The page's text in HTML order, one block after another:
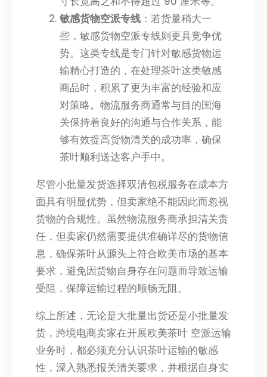
敏感货物空派专线 ：若货量稍大一
些，敏感货物空派专线则更具竞争优
势。这类专线是专门针对敏感货物运
输精心打造的，在处理茶叶这类敏感
商品时，积累了更为丰富的经验和应
对策略。物流服务商通常与目的国海
关保持着良好的沟通与合作关系，能
够有效提高货物清关的成功率，确保
茶叶顺利送达客户手中。
尽管小批量发货选择双清包税服务在成本方
面具有明显优势，但卖家绝不能因此而忽视
货物的合规性。虽然物流服务商承担清关责
任，但卖家仍然需要提供准确详尽的货物信
息，确保茶叶从源头上符合欧美市场的基本
要求，避免因货物自身存在问题而导致运输
受阻，保障运输过程的顺畅无阻。
综上所述，无论是大批量出货还是小批量发
货，跨境电商卖家在开展欧美茶叶 空派运输
业务时，都必须充分认识茶叶运输的敏感
性，深入熟悉报关清关要求，并根据自身实